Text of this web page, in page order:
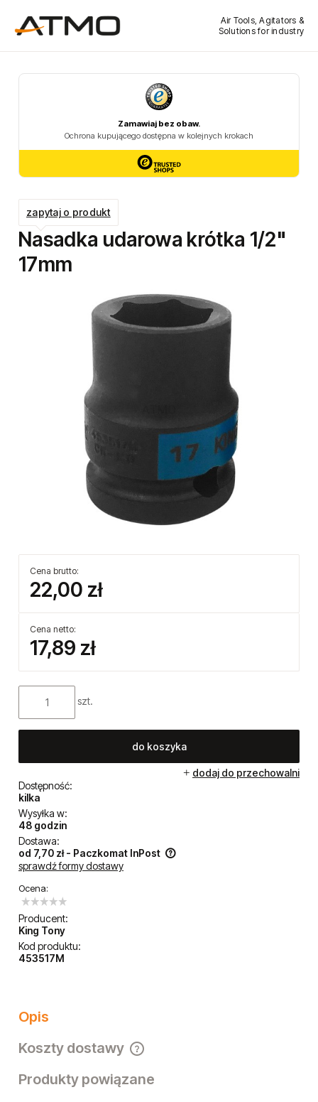
Air Tools, Agitators &
Solutions for industry
Nasadka udarowa krótka 1/2"
17mm
Cena brutto:
22,00 zł
Cena netto:
17,89 zł
szt.
do koszyka
dodaj do przechowalni
Dostępność:
kilka
Wysyłka w:
48 godzin
Dostawa:
od 7,70 zł - Paczkomat InPost
Cena nie zawiera ewentualnych kosztów płatności
sprawdź formy dostawy
Ocena:
Producent:
King Tony
Kod produktu:
453517M
zapytaj o produkt
Opis
Koszty dostawy
Cena nie zawiera ewentualnych kosztów płatności
Produkty powiązane